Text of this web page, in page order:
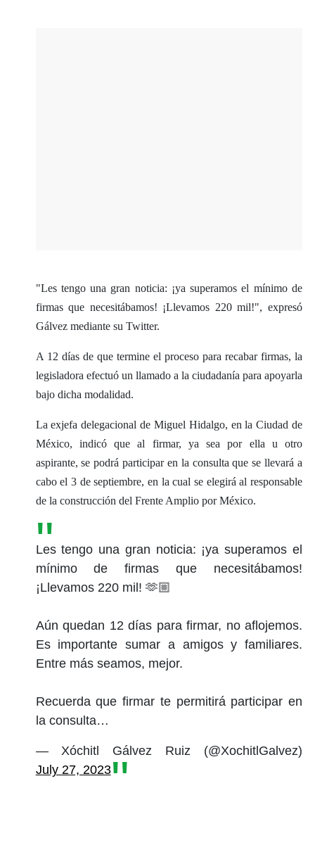
"Les tengo una gran noticia: ¡ya superamos el mínimo de
firmas que necesitábamos! ¡Llevamos 220 mil!", expresó
Gálvez mediante su Twitter.
A 12 días de que termine el proceso para recabar firmas, la
legisladora efectuó un llamado a la ciudadanía para apoyarla
bajo dicha modalidad.
La exjefa delegacional de Miguel Hidalgo, en la Ciudad de
México, indicó que al firmar, ya sea por ella u otro
aspirante, se podrá participar en la consulta que se llevará a
cabo el 3 de septiembre, en la cual se elegirá al responsable
de la construcción del Frente Amplio por México.
Les tengo una gran noticia: ¡ya superamos el
mínimo de firmas que necesitábamos!
¡Llevamos 220 mil! 🫶🏼
Aún quedan 12 días para firmar, no aflojemos.
Es importante sumar a amigos y familiares.
Entre más seamos, mejor.
Recuerda que firmar te permitirá participar en
la consulta…
— Xóchitl Gálvez Ruiz (@XochitlGalvez)
July 27, 2023